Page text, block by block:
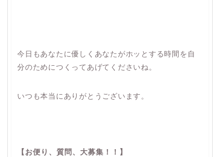
今日もあなたに優しくあなたがホッとする時間を自
分のためにつくってあげてくださいね。
いつも本当にありがとうございます。
【お便り、質問、大募集！！】